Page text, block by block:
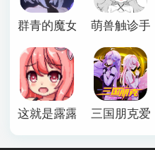
群青的魔女下载安卓
萌兽触诊手
这就是露露的小镇建设
三国朋克爱